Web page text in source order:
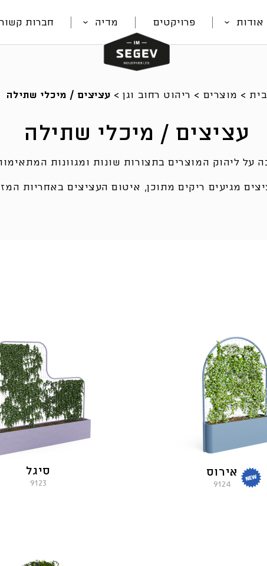
אודות פרויקטים מדיה חברות
בית > מוצרים > ריהוט רחוב וגן> עציצים / מיכלי שתילה
עציצים / מיכלי שתילה
על ליהוק המוצרים בתצורות שונות ומגוונות
מגיעים ריקים מתוכן, איטום העציצים באחריות
אירוס
9124
סיגל
9123